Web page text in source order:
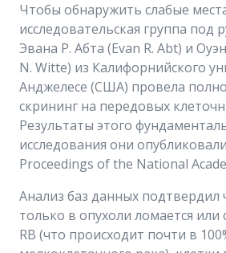
Чтобы обнаружить слабые
исследовательская группа под
Эвана Р. Абта (Evan R. Abt) и
N. Witte) из Калифорнийского
Анджелесе (США) провела
скрининг на передовых
Результаты этого
исследования они
Proceedings of the National
Анализ баз данных подтвердил
только в опухоли ломается или
RB (что происходит почти в